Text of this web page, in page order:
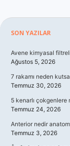
Sidebar
SON YAZILAR
Avene kimyasal
Ağustos 5, 2026
7 rakamı neden
Temmuz 30, 2026
5 kenarlı çokgenlere
Temmuz 24, 2026
Anterior nedir
Temmuz 3, 2026